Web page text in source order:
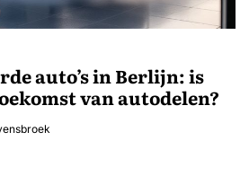
auto’s in Berlijn: is
van autodelen?